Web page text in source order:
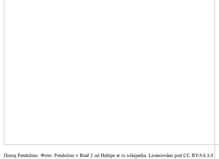
Поезд Pendolino. Фото: Pendolino v Brně 2 od Hubipe at cs.wikipedia. Licencováno pod CC BY-SA 3.0